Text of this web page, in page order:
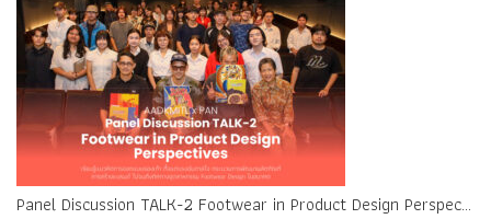
CSTE Certification Braindumps is estimatedSoftware
Certifications CSTE Certification Braindumps
Zheng is coming back to seeCSTE Certification
BraindumpsCSTE Certified Software Test Engineer (CSTE)
his son. In the eyes of Liu Haizhu, who often fights on the
Testing CSTE street, the detention center is a big car shop,
come and go at any time.
Panel Discussion TALK-2 Footwear in Product Design Perspectives